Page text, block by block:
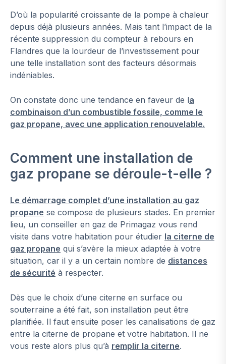
D’où la popularité croissante de la pompe à chaleur
depuis déjà plusieurs années. Mais tant l’impact de la
récente suppression du compteur à rebours en
Flandres que la lourdeur de l’investissement pour
une telle installation sont des facteurs désormais
indéniables.
On constate donc une tendance en faveur de la
combinaison d’un combustible fossile, comme le
gaz propane, avec une application renouvelable.
Comment une installation de
gaz propane se déroule-t-elle ?
Le démarrage complet d’une installation au gaz
propane se compose de plusieurs stades. En premier
lieu, un conseiller en gaz de Primagaz vous rend
visite dans votre habitation pour étudier la citerne de
gaz propane qui s’avère la mieux adaptée à votre
situation, car il y a un certain nombre de distances
de sécurité à respecter.
Dès que le choix d’une citerne en surface ou
souterraine a été fait, son installation peut être
planifiée. Il faut ensuite poser les canalisations de gaz
entre la citerne de propane et votre habitation. Il ne
vous reste alors plus qu’à remplir la citerne.